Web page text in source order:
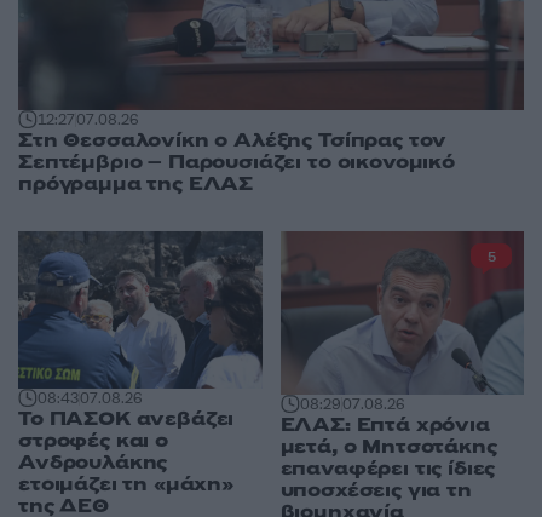
12:2707.08.26
Στη Θεσσαλονίκη ο Αλέξης Τσίπρας τον
Σεπτέμβριο – Παρουσιάζει το οικονομικό
πρόγραμμα της ΕΛΑΣ
08:4307.08.26
Το ΠΑΣΟΚ ανεβάζει
στροφές και ο
Ανδρουλάκης
ετοιμάζει τη «μάχη»
της ΔΕΘ
08:2907.08.26
ΕΛΑΣ: Επτά χρόνια
μετά, ο Μητσοτάκης
επαναφέρει τις ίδιες
υποσχέσεις για τη
5